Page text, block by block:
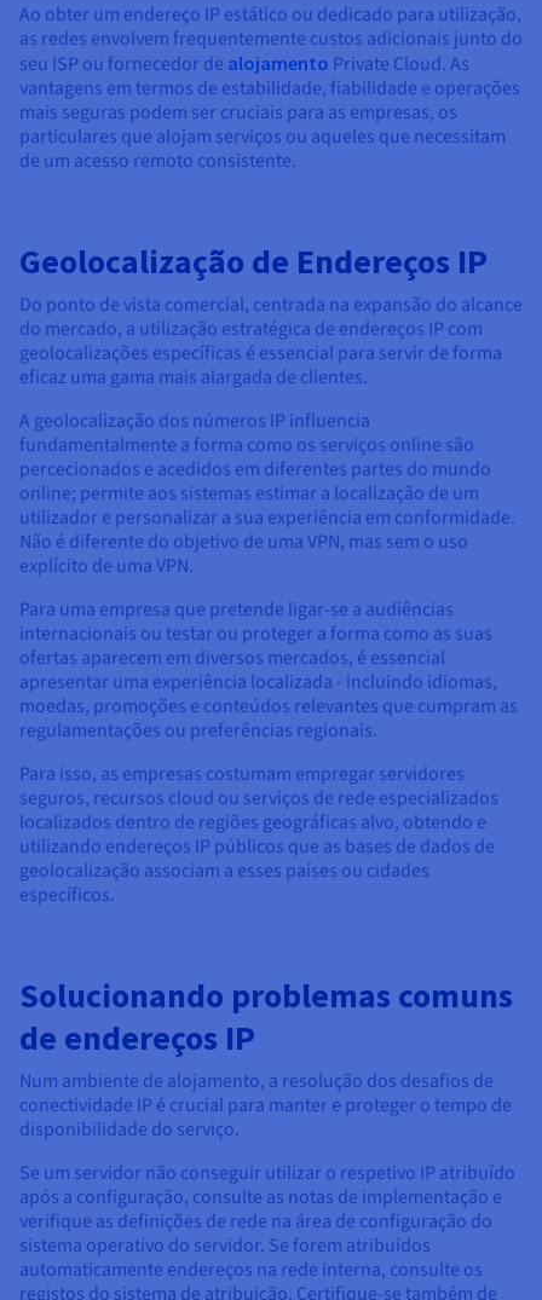
Ao obter um endereço IP estático ou dedicado para utilização,
as redes envolvem frequentemente custos adicionais junto do
seu ISP ou fornecedor de alojamento Private Cloud. As
vantagens em termos de estabilidade, fiabilidade e operações
mais seguras podem ser cruciais para as empresas, os
particulares que alojam serviços ou aqueles que necessitam
de um acesso remoto consistente.
Geolocalização de Endereços IP
Do ponto de vista comercial, centrada na expansão do alcance
do mercado, a utilização estratégica de endereços IP com
geolocalizações específicas é essencial para servir de forma
eficaz uma gama mais alargada de clientes.
A geolocalização dos números IP influencia
fundamentalmente a forma como os serviços online são
percecionados e acedidos em diferentes partes do mundo
online; permite aos sistemas estimar a localização de um
utilizador e personalizar a sua experiência em conformidade.
Não é diferente do objetivo de uma VPN, mas sem o uso
explícito de uma VPN.
Para uma empresa que pretende ligar-se a audiências
internacionais ou testar ou proteger a forma como as suas
ofertas aparecem em diversos mercados, é essencial
apresentar uma experiência localizada - incluindo idiomas,
moedas, promoções e conteúdos relevantes que cumpram as
regulamentações ou preferências regionais.
Para isso, as empresas costumam empregar servidores
seguros, recursos cloud ou serviços de rede especializados
localizados dentro de regiões geográficas alvo, obtendo e
utilizando endereços IP públicos que as bases de dados de
geolocalização associam a esses países ou cidades
específicos.
Solucionando problemas comuns
de endereços IP
Num ambiente de alojamento, a resolução dos desafios de
conectividade IP é crucial para manter e proteger o tempo de
disponibilidade do serviço.
Se um servidor não conseguir utilizar o respetivo IP atribuído
após a configuração, consulte as notas de implementação e
verifique as definições de rede na área de configuração do
sistema operativo do servidor. Se forem atribuídos
automaticamente endereços na rede interna, consulte os
registos do sistema de atribuição. Certifique-se também de